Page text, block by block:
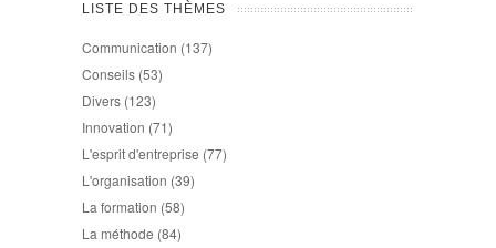
LISTE DES THÈMES
Communication (137)
Conseils (53)
Divers (123)
Innovation (71)
L'esprit d'entreprise (77)
L'organisation (39)
La formation (58)
La méthode (84)